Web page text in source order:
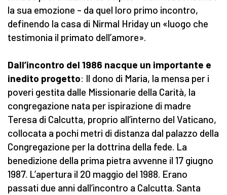
la sua emozione – da quel loro primo incontro,
definendo la casa di Nirmal Hriday un «luogo che
testimonia il primato dell’amore».
Dall’incontro del 1986 nacque un importante e
inedito progetto: Il dono di Maria, la mensa per i
poveri gestita dalle Missionarie della Carità, la
congregazione nata per ispirazione di madre
Teresa di Calcutta, proprio all’interno del Vaticano,
collocata a pochi metri di distanza dal palazzo della
Congregazione per la dottrina della fede. La
benedizione della prima pietra avvenne il 17 giugno
1987. L’apertura il 20 maggio del 1988. Erano
passati due anni dall’incontro a Calcutta. Santa